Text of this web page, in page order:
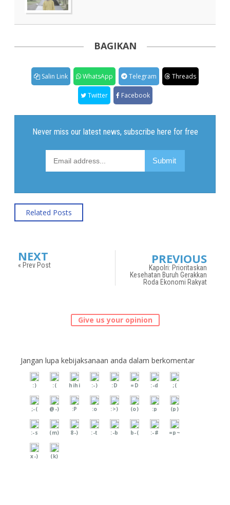
BAGIKAN
Salin Link WhatsApp Telegram Threads
Twitter Facebook
Related Posts
NEXT
« Prev Post PREVIOUS
Kapolri: Prioritaskan
Kesehatan Buruh Gerakkan
Roda Ekonomi Rakyat
Give us your opinion
Jangan lupa kebijaksanaan anda dalam berkomentar
:) :( hihi :-) :D =D :-d ;(
;-( @-) :P :o :>) (o) :p (p)
:-s (m) 8-) :-t :-b b-( :-# =p~
x-) (k)